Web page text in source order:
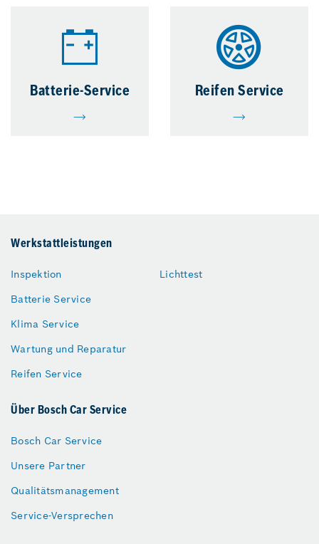
Batterie-Service Reifen Service
Werkstattleistungen
Inspektion
Batterie Service
Klima Service
Wartung und Reparatur
Reifen Service
Lichttest
Über Bosch Car Service
Bosch Car Service
Unsere Partner
Qualitätsmanagement
Service-Versprechen